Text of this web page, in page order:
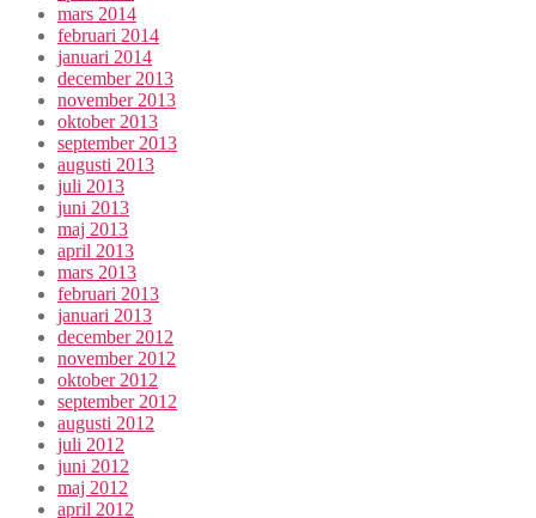
mars 2014
februari 2014
januari 2014
december 2013
november 2013
oktober 2013
september 2013
augusti 2013
juli 2013
juni 2013
maj 2013
april 2013
mars 2013
februari 2013
januari 2013
december 2012
november 2012
oktober 2012
september 2012
augusti 2012
juli 2012
juni 2012
maj 2012
april 2012